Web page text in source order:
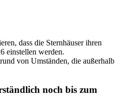
dass die Sternhäuser ihren
einstellen werden.
von Umständen, die außerhalb
noch bis zum